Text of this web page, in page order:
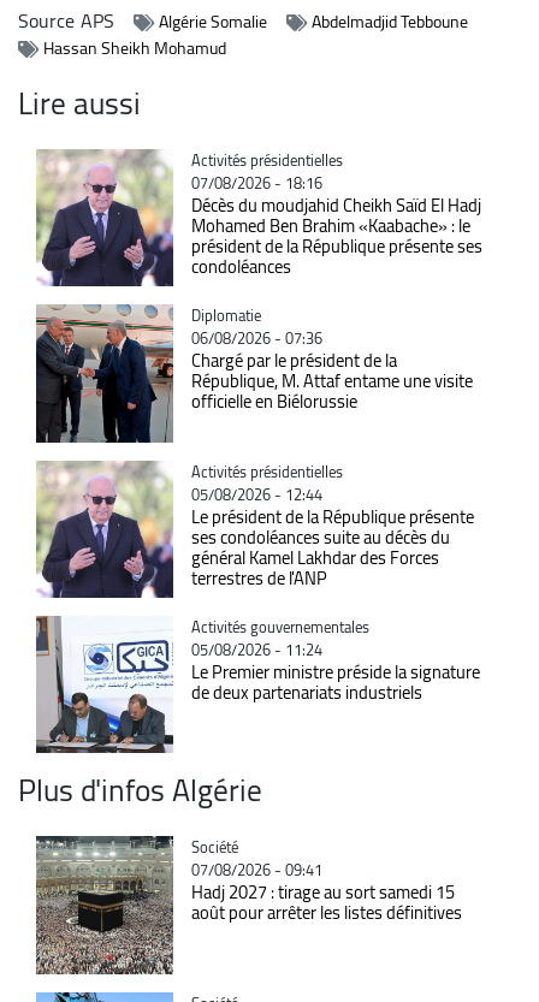
SourceAPS Algérie Somalie
Abdelmadjid Tebboune
Hassan Sheikh Mohamud
Lire aussi
Catégorie
Activités présidentielles
07/08/2026 - 18:16
Décès du moudjahid Cheikh Saïd El Hadj
Mohamed Ben Brahim «Kaabache» : le
président de la République présente ses
condoléances
Catégorie
Diplomatie
06/08/2026 - 07:36
Chargé par le président de la
République, M. Attaf entame une visite
officielle en Biélorussie
Catégorie
Activités présidentielles
05/08/2026 - 12:44
Le président de la République présente
ses condoléances suite au décès du
général Kamel Lakhdar des Forces
terrestres de l'ANP
Catégorie
Activités gouvernementales
05/08/2026 - 11:24
Le Premier ministre préside la signature
de deux partenariats industriels
Plus d'infos Algérie
Catégorie
Société
07/08/2026 - 09:41
Hadj 2027 : tirage au sort samedi 15
août pour arrêter les listes définitives